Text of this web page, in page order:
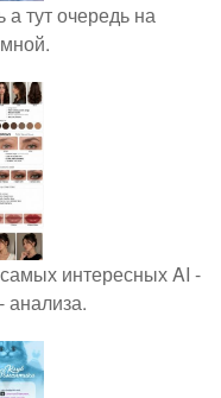
тут очередь на
интересных AI -
анализа.